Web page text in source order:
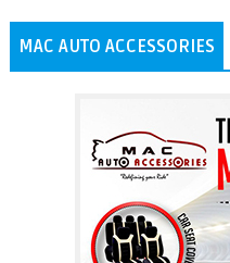
MAC AUTO ACCESSORIES